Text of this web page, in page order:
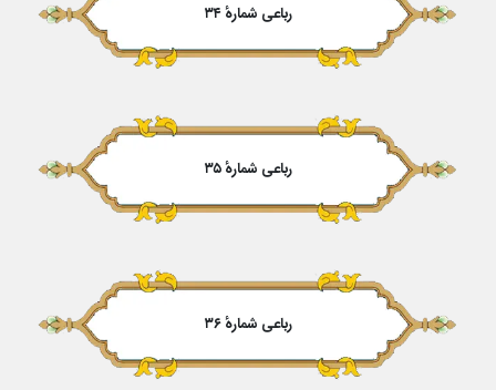
رباعی شمارهٔ ۳۴
رباعی شمارهٔ ۳۵
رباعی شمارهٔ ۳۶